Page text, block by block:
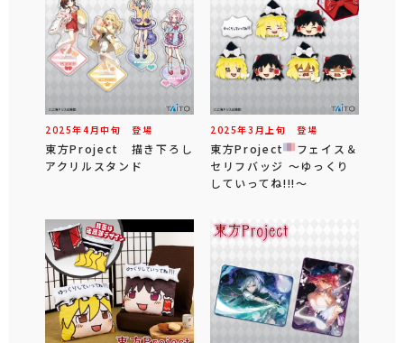
2025年4 月中旬 登場
東方Project 描き下ろし
アクリルスタンド
2025年3 月 上旬 登場
東方Project フェイス＆
セリフバッジ ～ゆっくり
していってね!!!～